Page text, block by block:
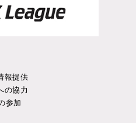
報提供
の協力
参加